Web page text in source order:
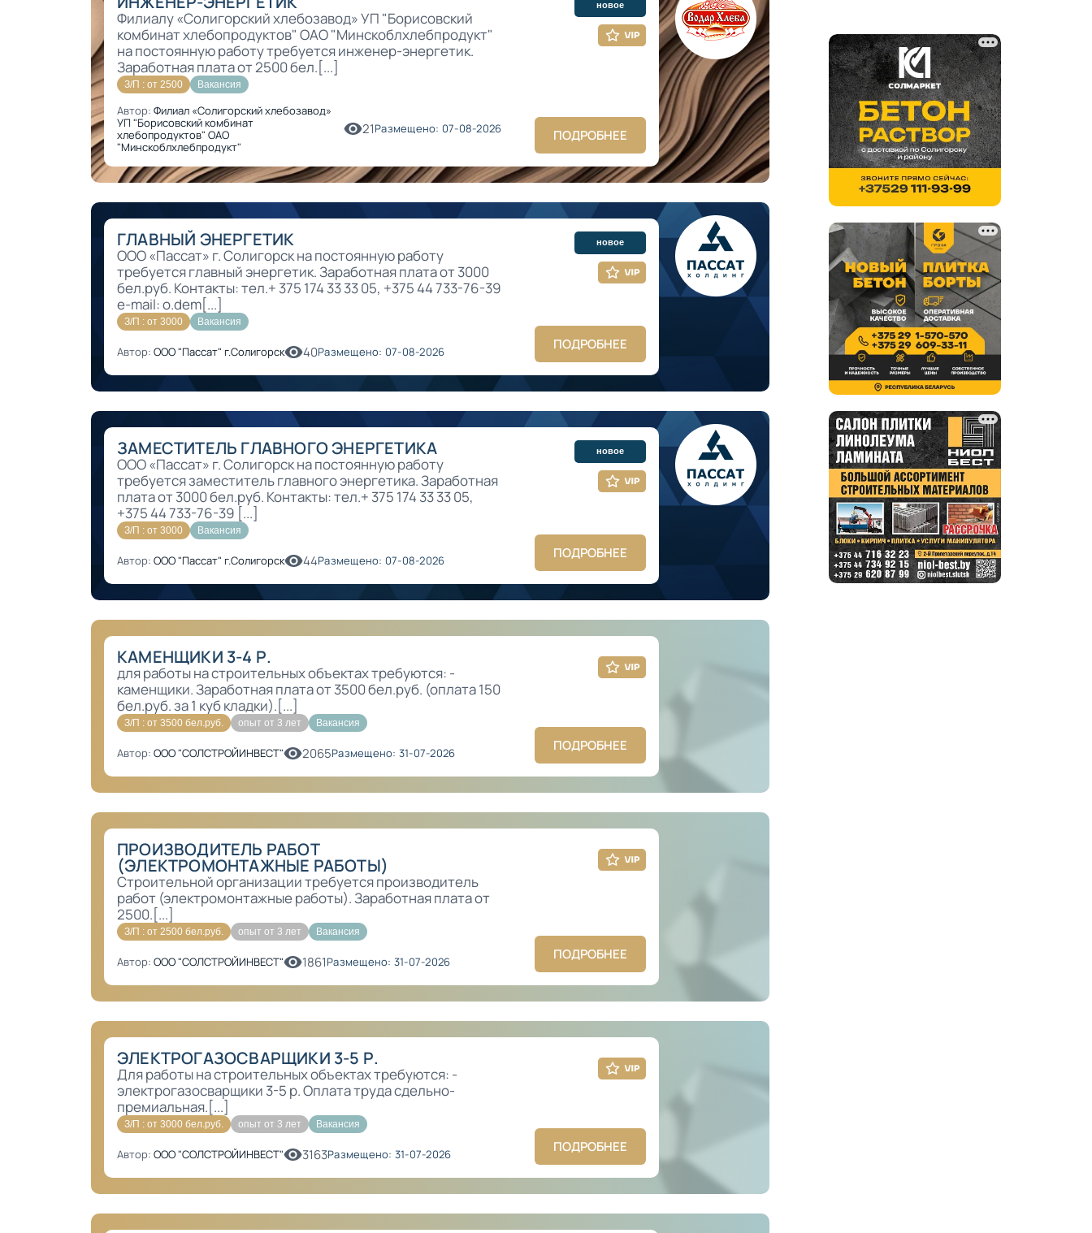
Филиалу «Солигорский хлебозавод» УП "Борисовский
комбинат хлебопродуктов" ОАО "Минскоблхлебпродукт"
на постоянную работу требуется инженер-энергетик.
Заработная плата от 2500 бел.[...]
З/П : от 2500 Вакансия
Автор: Филиал «Солигорский хлебозавод»
УП "Борисовский комбинат
хлебопродуктов" ОАО
"Минскоблхлебпродукт"
21Размещено: 07-08-2026
новое
ПОДРОБНЕЕ
ГЛАВНЫЙ ЭНЕРГЕТИК
ООО «Пассат» г. Солигорск на постоянную работу
требуется главный энергетик. Заработная плата от 3000
бел.руб. Контакты: тел.+ 375 174 33 33 05, +375 44 733-76-39
e-mail: o.dem[...]
З/П : от 3000 Вакансия
Автор: ООО "Пассат" г.Солигорск 40Размещено: 07-08-2026
новое
ПОДРОБНЕЕ
ЗАМЕСТИТЕЛЬ ГЛАВНОГО ЭНЕРГЕТИКА
ООО «Пассат» г. Солигорск на постоянную работу
требуется заместитель главного энергетика. Заработная
плата от 3000 бел.руб. Контакты: тел.+ 375 174 33 33 05,
+375 44 733-76-39 [...]
З/П : от 3000 Вакансия
Автор: ООО "Пассат" г.Солигорск 44Размещено: 07-08-2026
новое
ПОДРОБНЕЕ
КАМЕНЩИКИ 3-4 Р.
для работы на строительных объектах требуются: -
каменщики. Заработная плата от 3500 бел.руб. (оплата 150
бел.руб. за 1 куб кладки).[...]
З/П : от 3500 бел.руб. опыт от 3 лет Вакансия
Автор: ООО "СОЛСТРОЙИНВЕСТ" 2065Размещено: 31-07-2026 ПОДРОБНЕЕ
ПРОИЗВОДИТЕЛЬ РАБОТ
(ЭЛЕКТРОМОНТАЖНЫЕ РАБОТЫ)
Строительной организации требуется производитель
работ (электромонтажные работы). Заработная плата от
2500.[...]
З/П : от 2500 бел.руб. опыт от 3 лет Вакансия
Автор: ООО "СОЛСТРОЙИНВЕСТ" 1861Размещено: 31-07-2026 ПОДРОБНЕЕ
ЭЛЕКТРОГАЗОСВАРЩИКИ 3-5 Р.
Для работы на строительных объектах требуются: -
электрогазосварщики 3-5 р. Оплата труда сдельно-
премиальная.[...]
З/П : от 3000 бел.руб. опыт от 3 лет Вакансия
Автор: ООО "СОЛСТРОЙИНВЕСТ" 3163Размещено: 31-07-2026 ПОДРОБНЕЕ